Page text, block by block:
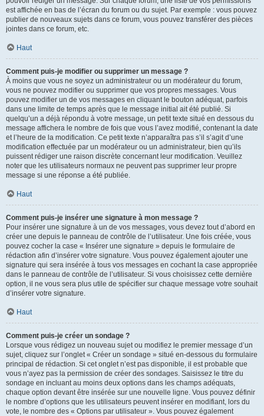
est affichée en bas de l’écran du forum ou du sujet. Par exemple : vous pouvez
publier de nouveaux sujets dans ce forum, vous pouvez transférer des pièces
jointes dans ce forum, etc.
Haut
Comment puis-je modifier ou supprimer un message ?
À moins que vous ne soyez un administrateur ou un modérateur du forum,
vous ne pouvez modifier ou supprimer que vos propres messages. Vous
pouvez modifier un de vos messages en cliquant le bouton adéquat, parfois
dans une limite de temps après que le message initial ait été publié. Si
quelqu’un a déjà répondu à votre message, un petit texte situé en dessous du
message affichera le nombre de fois que vous l’avez modifié, contenant la date
et l’heure de la modification. Ce petit texte n’apparaîtra pas s’il s’agit d’une
modification effectuée par un modérateur ou un administrateur, bien qu’ils
puissent rédiger une raison discrète concernant leur modification. Veuillez
noter que les utilisateurs normaux ne peuvent pas supprimer leur propre
message si une réponse a été publiée.
Haut
Comment puis-je insérer une signature à mon message ?
Pour insérer une signature à un de vos messages, vous devez tout d’abord en
créer une depuis le panneau de contrôle de l’utilisateur. Une fois créée, vous
pouvez cocher la case « Insérer une signature » depuis le formulaire de
rédaction afin d’insérer votre signature. Vous pouvez également ajouter une
signature qui sera insérée à tous vos messages en cochant la case appropriée
dans le panneau de contrôle de l’utilisateur. Si vous choisissez cette dernière
option, il ne vous sera plus utile de spécifier sur chaque message votre souhait
d’insérer votre signature.
Haut
Comment puis-je créer un sondage ?
Lorsque vous rédigez un nouveau sujet ou modifiez le premier message d’un
sujet, cliquez sur l’onglet « Créer un sondage » situé en-dessous du formulaire
principal de rédaction. Si cet onglet n’est pas disponible, il est probable que
vous n’ayez pas la permission de créer des sondages. Saisissez le titre du
sondage en incluant au moins deux options dans les champs adéquats,
chaque option devant être insérée sur une nouvelle ligne. Vous pouvez définir
le nombre d’options que les utilisateurs peuvent insérer en modifiant, lors du
vote, le nombre des « Options par utilisateur ». Vous pouvez également